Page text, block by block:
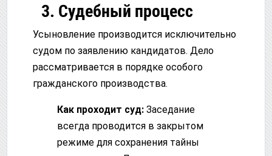
3. Судебный процесс
Усыновление производится исключительно
судом по заявлению кандидатов. Дело
рассматривается в порядке особого
гражданского производства.
Как проходит суд: Заседание
всегда проводится в закрытом
режиме для сохранения тайны